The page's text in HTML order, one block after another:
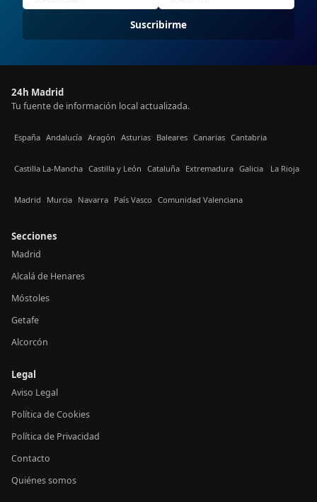
Suscribirme
24h Madrid
Tu fuente de información local actualizada.
España Andalucía Aragón Asturias Baleares Canarias Cantabria
Castilla La-Mancha Castilla y León Cataluña Extremadura Galicia La Rioja
Madrid Murcia Navarra País Vasco Comunidad Valenciana
Secciones
Madrid
Alcalá de Henares
Móstoles
Getafe
Alcorcón
Legal
Aviso Legal
Política de Cookies
Política de Privacidad
Contacto
Quiénes somos